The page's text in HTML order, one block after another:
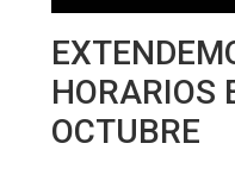
HORARIOS
OCTUBRE